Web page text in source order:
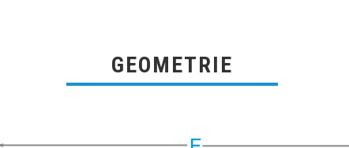
GEOMETRIE